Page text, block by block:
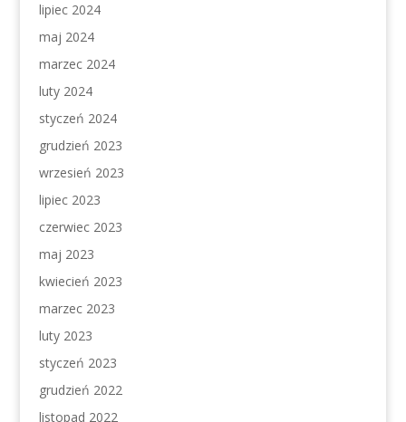
lipiec 2024
maj 2024
marzec 2024
luty 2024
styczeń 2024
grudzień 2023
wrzesień 2023
lipiec 2023
czerwiec 2023
maj 2023
kwiecień 2023
marzec 2023
luty 2023
styczeń 2023
grudzień 2022
listopad 2022